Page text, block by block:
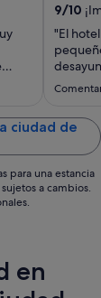
9/10
"El
ciudad de
para una estancia
a cambios.
en